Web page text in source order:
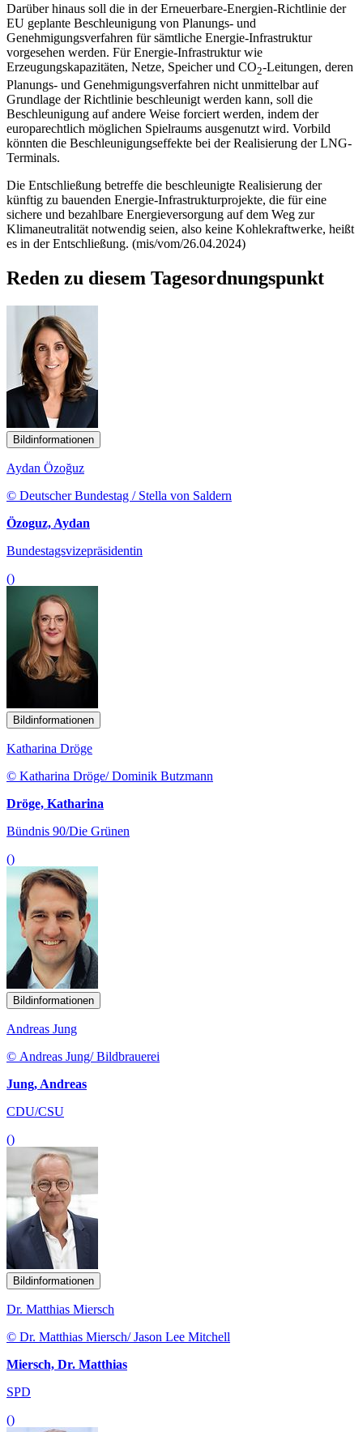
Darüber hinaus soll die in der Erneuerbare-Energien-Richtlinie der
EU geplante Beschleunigung von Planungs- und
Genehmigungsverfahren für sämtliche Energie-Infrastruktur
vorgesehen werden. Für Energie-Infrastruktur wie
Erzeugungskapazitäten, Netze, Speicher und CO2-Leitungen, deren
Planungs- und Genehmigungsverfahren nicht unmittelbar auf
Grundlage der Richtlinie beschleunigt werden kann, soll die
Beschleunigung auf andere Weise forciert werden, indem der
europarechtlich möglichen Spielraums ausgenutzt wird. Vorbild
könnten die Beschleunigungseffekte bei der Realisierung derLNG-
Terminals.
Die Entschließung betreffe die beschleunigte Realisierung der
künftig zu bauenden Energie-Infrastrukturprojekte, die für eine
sichere und bezahlbare Energieversorgung auf dem Weg zur
Klimaneutralität notwendig seien, also keine Kohlekraftwerke, heißt
es in der Entschließung. (mis/vom/26.04.2024)
Reden zu diesem Tagesordnungspunkt
Bildinformationen
Aydan Özoğuz
© Deutscher Bundestag / Stella von Saldern
Özoguz, Aydan
Bundestagsvizepräsidentin
()
Bildinformationen
Katharina Dröge
© Katharina Dröge/ Dominik Butzmann
Dröge, Katharina
Bündnis 90/Die Grünen
()
Bildinformationen
Andreas Jung
© Andreas Jung/ Bildbrauerei
Jung, Andreas
CDU/CSU
()
Bildinformationen
Dr. Matthias Miersch
© Dr. Matthias Miersch/ Jason Lee Mitchell
Miersch, Dr. Matthias
SPD
()